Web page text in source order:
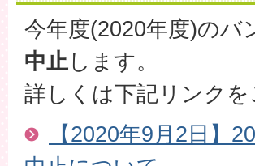
今年度(2020年度)の
中止します。
詳しくは下記リンク
【2020年9月2日】